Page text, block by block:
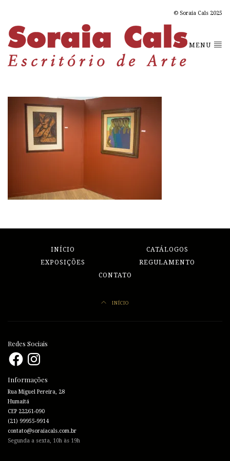
© Soraia Cals 2025
MENU
INÍCIO
CATÁLOGOS
EXPOSIÇÕES
REGULAMENTO
CONTATO
INÍCIO
Redes Sociais
FacebookInstagram
Informações
Rua Miguel Pereira, 28
Humaitá
CEP 22261-090
(21) 99955-9914
contato@soraiacals.com.br
Segunda a sexta, 10h às 19h